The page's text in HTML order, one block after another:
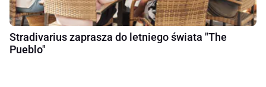
Stradivarius zaprasza do letniego świata "The
Pueblo"